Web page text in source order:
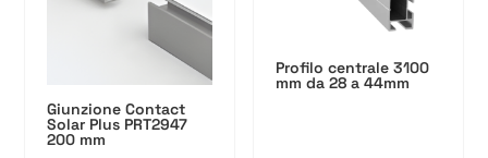
Giunzione Contact
Solar Plus PRT2947
200 mm
Profilo centrale 3100
mm da 28 a 44mm